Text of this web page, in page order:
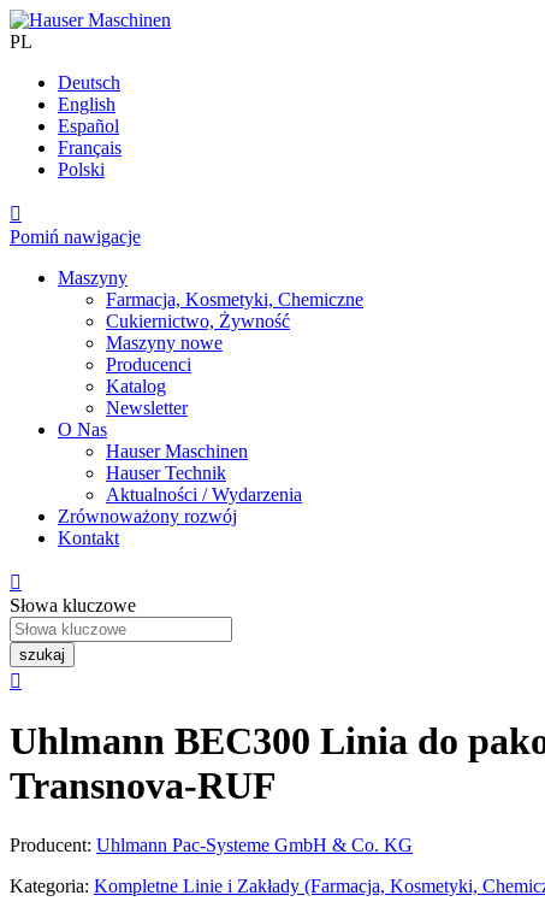
PL
Deutsch
English
Español
Français
Polski

Pomiń nawigacje
Maszyny
Farmacja, Kosmetyki, Chemiczne
Cukiernictwo, Żywność
Maszyny nowe
Producenci
Katalog
Newsletter
O Nas
Hauser Maschinen
Hauser Technik
Aktualności / Wydarzenia
Zrównoważony rozwój
Kontakt

Słowa kluczowe
szukaj

Uhlmann BEC300 Linia do
Transnova-RUF
Producent: Uhlmann Pac-Systeme GmbH & Co. KG
Kategoria: Kompletne Linie i Zakłady (Farmacja, Kosmetyki,